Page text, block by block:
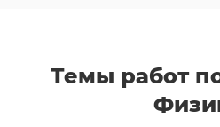
Темы работ